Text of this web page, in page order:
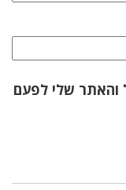
והאתר שלי לפעם